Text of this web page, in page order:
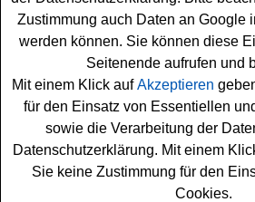
insgesamt vier NUK Easy Control
Sie können eins davon gewinnen.
teilnehmen zu können, müssen Sie
richtig beantworten und das
ausfüllen. Machen Sie mit und
Gewinnchance!
Familie.de verlost 4
Zustimmung auch Daten an Google
werden können. Sie können diese
Seitenende aufrufen und
Mit einem Klick aufAkzeptieren
für den Einsatz von Essentiellen
sowie die Verarbeitung der
Datenschutzerklärung. Mit einem
Sie keine Zustimmung für den
Cookies.